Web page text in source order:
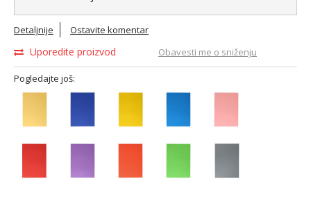
Detaljnije Ostavite komentar
Uporedite proizvod Obavesti me o sniženju
Pogledajte još: